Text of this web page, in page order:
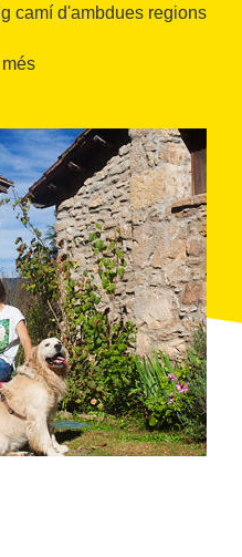
camí d'ambdues regions
i faigs.